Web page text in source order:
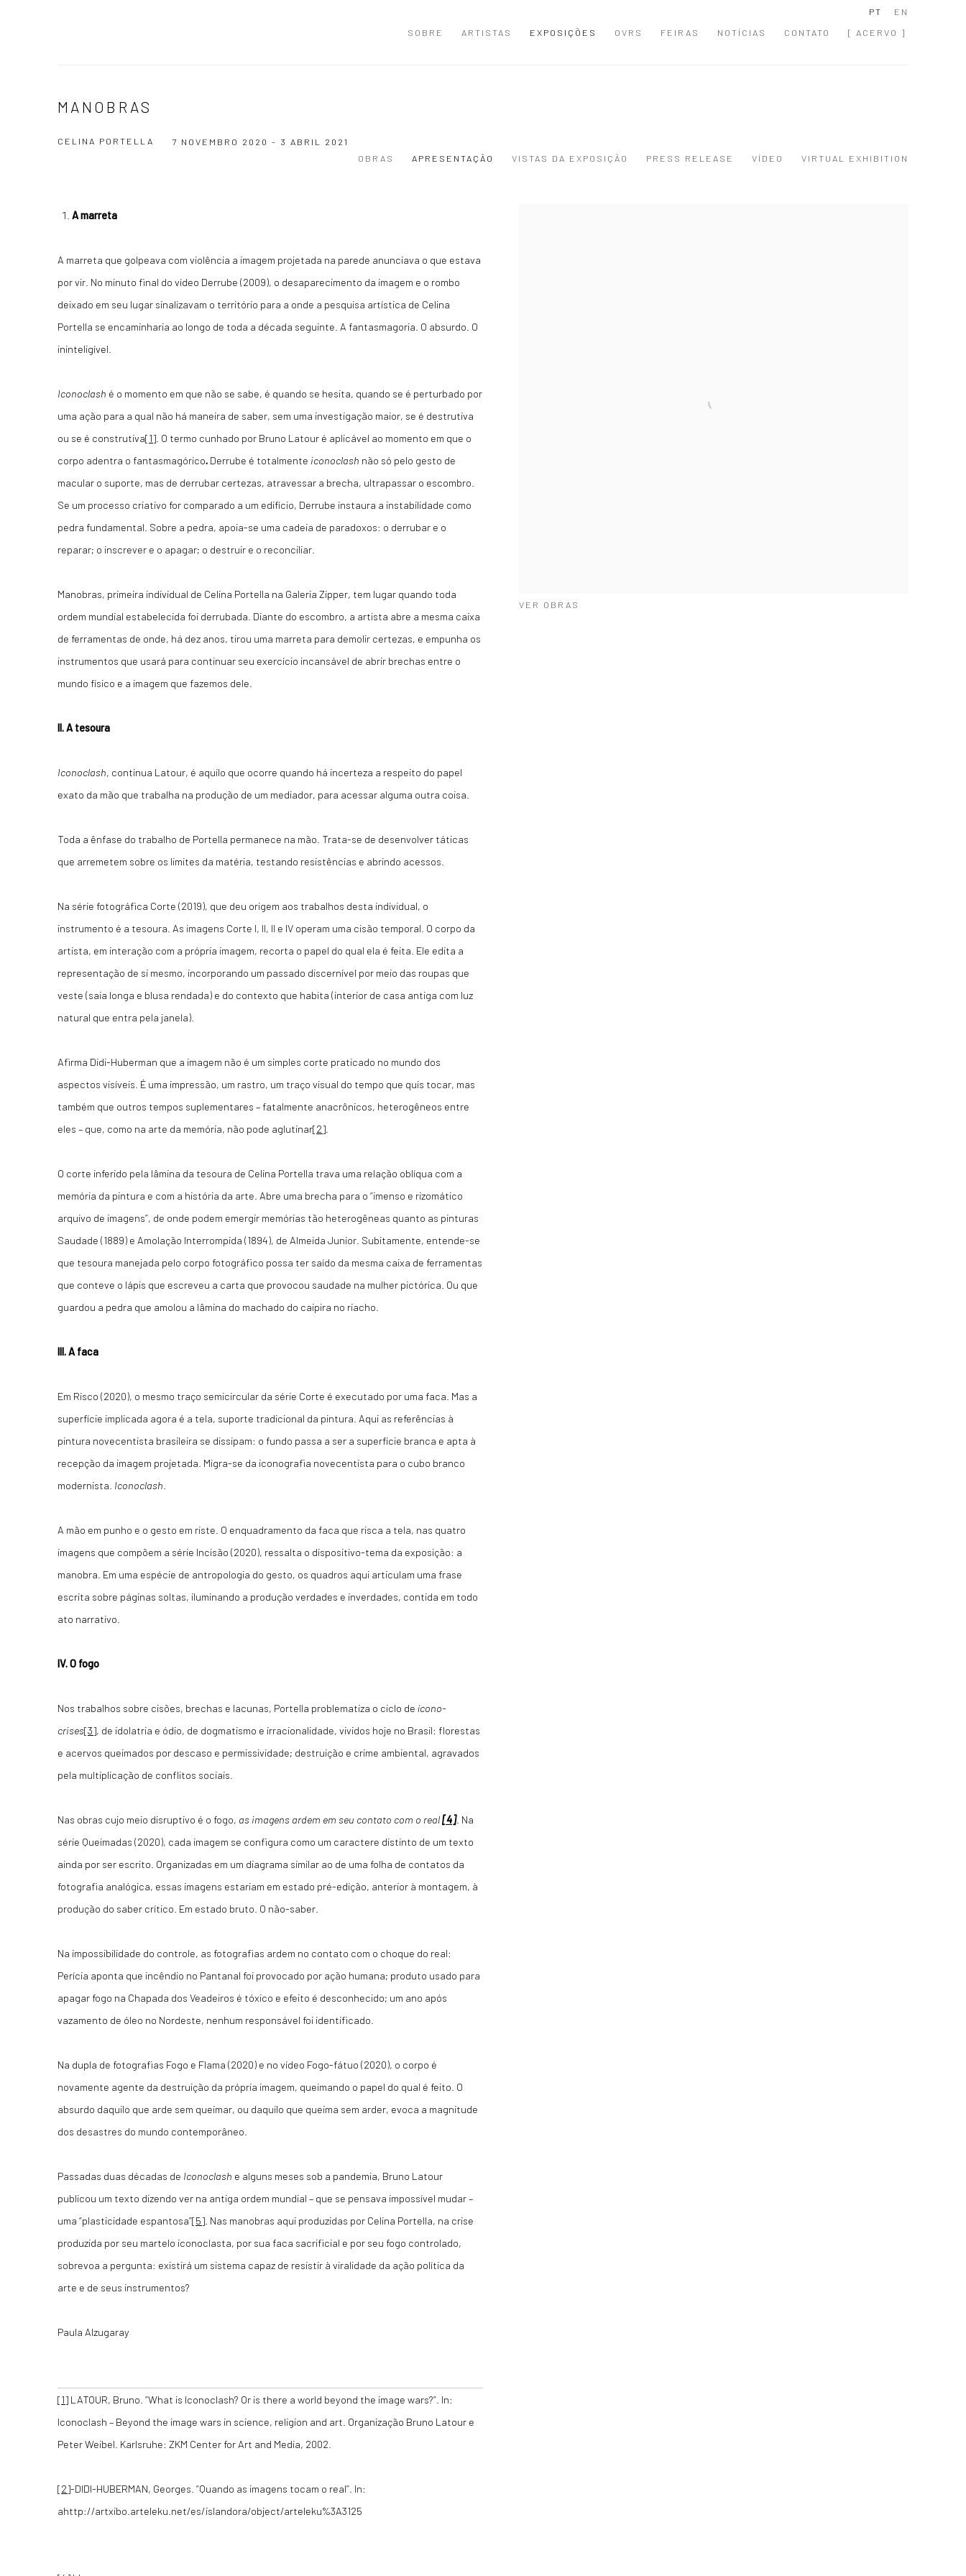
SOBRE ARTISTAS EXPOSIÇÕES OVRS FEIRAS NOTÍCIAS CONTATO [ ACERVO ]
PT EN
MANOBRAS
CELINA PORTELLA
7 NOVEMBRO 2020 - 3 ABRIL 2021
OBRAS
APRESENTAÇÃO VISTAS DA EXPOSIÇÃO PRESS RELEASE VÍDEO VIRTUAL EXHIBITION
VER OBRAS
A marreta
A marreta que golpeava com violência a imagem projetada na parede anunciava o que estava
por vir. No minuto final do vídeo Derrube (2009), o desaparecimento da imagem e o rombo
deixado em seu lugar sinalizavam o território para a onde a pesquisa artística de Celina
Portella se encaminharia ao longo de toda a década seguinte. A fantasmagoria. O absurdo. O
ininteligível.
Iconoclash é o momento em que não se sabe, é quando se hesita, quando se é perturbado por
uma ação para a qual não há maneira de saber, sem uma investigação maior, se é destrutiva
ou se é construtiva[1] . O termo cunhado por Bruno Latour é aplicável ao momento em que o
corpo adentra o fantasmagórico. Derrube é totalmente iconoclash não só pelo gesto de
macular o suporte, mas de derrubar certezas, atravessar a brecha, ultrapassar o escombro.
Se um processo criativo for comparado a um edifício, Derrube instaura a instabilidade como
pedra fundamental. Sobre a pedra, apoia-se uma cadeia de paradoxos: o derrubar e o
reparar; o inscrever e o apagar; o destruir e o reconciliar.
Manobras, primeira individual de Celina Portella na Galeria Zipper, tem lugar quando toda
ordem mundial estabelecida foi derrubada. Diante do escombro, a artista abre a mesma caixa
de ferramentas de onde, há dez anos, tirou uma marreta para demolir certezas, e empunha os
instrumentos que usará para continuar seu exercício incansável de abrir brechas entre o
mundo físico e a imagem que fazemos dele.
II. A tesoura
Iconoclash, continua Latour, é aquilo que ocorre quando há incerteza a respeito do papel
exato da mão que trabalha na produção de um mediador, para acessar alguma outra coisa.
Toda a ênfase do trabalho de Portella permanece na mão. Trata-se de desenvolver táticas
que arremetem sobre os limites da matéria, testando resistências e abrindo acessos.
Na série fotográfica Corte (2019), que deu origem aos trabalhos desta individual, o
instrumento é a tesoura. As imagens Corte I, II, II e IV operam uma cisão temporal. O corpo da
artista, em interação com a própria imagem, recorta o papel do qual ela é feita. Ele edita a
representação de si mesmo, incorporando um passado discernível por meio das roupas que
veste (saia longa e blusa rendada) e do contexto que habita (interior de casa antiga com luz
natural que entra pela janela).
Afirma Didi-Huberman que a imagem não é um simples corte praticado no mundo dos
aspectos visíveis. É uma impressão, um rastro, um traço visual do tempo que quis tocar, mas
também que outros tempos suplementares – fatalmente anacrônicos, heterogêneos entre
eles – que, como na arte da memória, não pode aglutinar[2]
O corte inferido pela lâmina da tesoura de Celina Portella trava uma relação oblíqua com a
memória da pintura e com a história da arte. Abre uma brecha para o “imenso e rizomático
arquivo de imagens”, de onde podem emergir memórias tão heterogêneas quanto as pinturas
Saudade (1889) e Amolação Interrompida (1894), de Almeida Junior. Subitamente, entende-se
que tesoura manejada pelo corpo fotográfico possa ter saído da mesma caixa de ferramentas
que conteve o lápis que escreveu a carta que provocou saudade na mulher pictórica. Ou que
guardou a pedra que amolou a lâmina do machado do caipira no riacho.
III. A faca
Em Risco (2020), o mesmo traço semicircular da série Corte é executado por uma faca. Mas a
superfície implicada agora é a tela, suporte tradicional da pintura. Aqui as referências à
pintura novecentista brasileira se dissipam: o fundo passa a ser a superfície branca e apta à
recepção da imagem projetada. Migra-se da iconografia novecentista para o cubo branco
modernista. Iconoclash
A mão em punho e o gesto em riste. O enquadramento da faca que risca a tela, nas quatro
imagens que compõem a série Incisão (2020), ressalta o dispositivo-tema da exposição: a
manobra. Em uma espécie de antropologia do gesto, os quadros aqui articulam uma frase
escrita sobre páginas soltas, iluminando a produção verdades e inverdades, contida em todo
ato narrativo.
IV. O fogo
Nos trabalhos sobre cisões, brechas e lacunas, Portella problematiza o ciclo de ícono-
crises[3], de idolatria e ódio, de dogmatismo e irracionalidade, vividos hoje no Brasil: florestas
e acervos queimados por descaso e permissividade; destruição e crime ambiental, agravados
pela multiplicação de conflitos sociais.
Nas obras cujo meio disruptivo é o fogo, as imagens ardem em seu contato com o real[4]. Na
série Queimadas (2020), cada imagem se configura como um caractere distinto de um texto
ainda por ser escrito. Organizadas em um diagrama similar ao de uma folha de contatos da
fotografia analógica, essas imagens estariam em estado pré-edição, anterior à montagem, à
produção do saber crítico. Em estado bruto. O não-saber.
Na impossibilidade do controle, as fotografias ardem no contato com o choque do real:
Perícia aponta que incêndio no Pantanal foi provocado por ação humana; produto usado para
apagar fogo na Chapada dos Veadeiros é tóxico e efeito é desconhecido; um ano após
vazamento de óleo no Nordeste, nenhum responsável foi identificado.
Na dupla de fotografias Fogo e Flama (2020) e no vídeo Fogo-fátuo (2020), o corpo é
novamente agente da destruição da própria imagem, queimando o papel do qual é feito. O
absurdo daquilo que arde sem queimar, ou daquilo que queima sem arder, evoca a magnitude
dos desastres do mundo contemporâneo.
Passadas duas décadas de Iconoclash e alguns meses sob a pandemia, Bruno Latour
publicou um texto dizendo ver na antiga ordem mundial – que se pensava impossível mudar –
uma “plasticidade espantosa”[5] . Nas manobras aqui produzidas por Celina Portella, na crise
produzida por seu martelo iconoclasta, por sua faca sacrificial e por seu fogo controlado,
sobrevoa a pergunta: existirá um sistema capaz de resistir à viralidade da ação política da
arte e de seus instrumentos?
Paula Alzugaray
[1] LATOUR, Bruno. “What is Iconoclash? Or is there a world beyond the image wars?”. In:
Iconoclash – Beyond the image wars in science, religion and art. Organização Bruno Latour e
Peter Weibel. Karlsruhe: ZKM Center for Art and Media, 2002.
[2]-DIDI-HUBERMAN, Georges. “Quando as imagens tocam o real”. In:
ahttp://artxibo.arteleku.net/es/islandora/object/arteleku%3A3125